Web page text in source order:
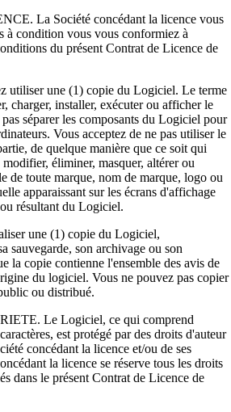
La Société concédant la licence vous
à condition vous vous conformiez à
du présent Contrat de Licence de
utiliser une (1) copie du Logiciel. Le terme
charger, installer, exécuter ou afficher le
séparer les composants du Logiciel pour
Vous acceptez de ne pas utiliser le
de quelque manière que ce soit qui
éliminer, masquer, altérer ou
de toute marque, nom de marque, logo ou
apparaissant sur les écrans d'affichage
résultant du Logiciel.
une (1) copie du Logiciel,
sauvegarde, son archivage ou son
la copie contienne l'ensemble des avis de
du logiciel. Vous ne pouvez pas copier
ou distribué.
Le Logiciel, ce qui comprend
est protégé par des droits d'auteur
concédant la licence et/ou de ses
la licence se réserve tous les droits
dans le présent Contrat de Licence de